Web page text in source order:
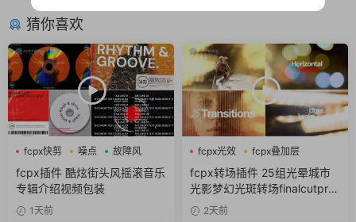
猜你喜欢
fcpx快剪 噪点 故障风
fcpx插件 酷炫街头风摇滚音乐
专辑介绍视频包装
1天前
fcpx光效
fcpx叠加层
fcpx图形动画
fcpx转场插件 25组光晕城市
光影梦幻光斑转场finalcutpro
插件2天前